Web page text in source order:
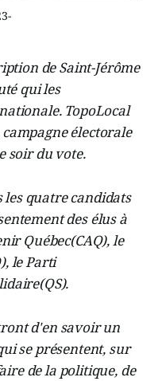
de Saint-Jérôme
qui les
TopoLocal
électorale
soir du vote.
quatre candidats
des élus à
Québec(CAQ), le
le Parti
d'en savoir un
se présentent, sur
de la politique, de